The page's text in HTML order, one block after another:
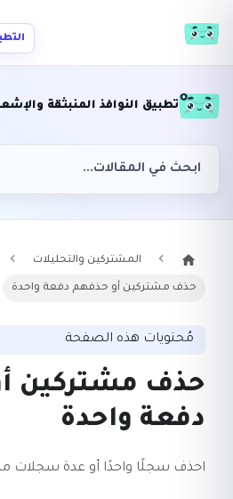
تطبيق النوافذ المنبثقة
المشتركين والتحليلات
حذف مشتركين أو حذفهم دفعة واحدة
مُحتويات هذه الصفحة
حذف مشتركين
دفعة واحدة
احذف سجلًا واحدًا أو عدة سجلات